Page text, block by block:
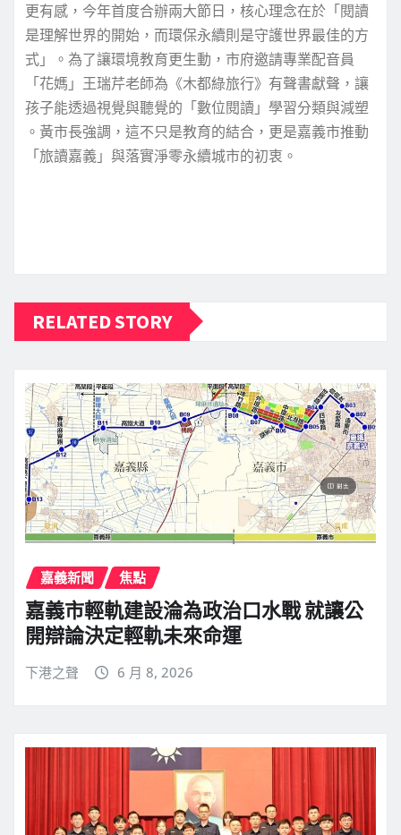
更有感，今年首度合辦兩大節日，核心理念在於「閱讀
是理解世界的開始，而環保永續則是守護世界最佳的方
式」。為了讓環境教育更生動，市府邀請專業配音員
「花媽」王瑞芹老師為《木都綠旅行》有聲書獻聲，讓
孩子能透過視覺與聽覺的「數位閱讀」學習分類與減塑
。黃市長強調，這不只是教育的結合，更是嘉義市推動
「旅讀嘉義」與落實淨零永續城市的初衷。
RELATED STORY
嘉義新聞 焦點
嘉義市輕軌建設淪為政治口水戰 就讓公
開辯論決定輕軌未來命運
下港之聲 6 月 8, 2026